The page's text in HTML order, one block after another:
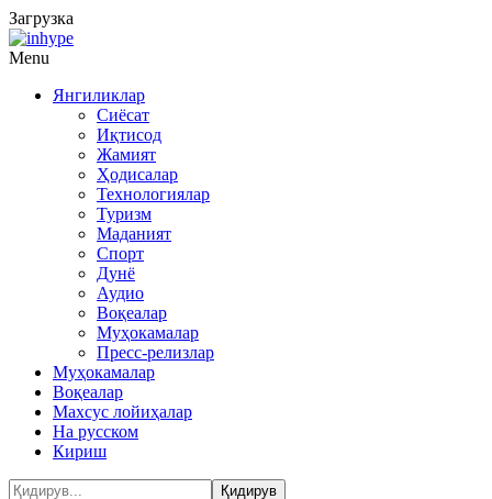
Загрузка
Menu
Янгиликлар
Сиёсат
Иқтисод
Жамият
Ҳодисалар
Технологиялар
Туризм
Маданият
Спорт
Дунё
Аудио
Воқеалар
Муҳокамалар
Пресс-релизлар
Муҳокамалар
Воқеалар
Махсус лойиҳалар
На русском
Кириш